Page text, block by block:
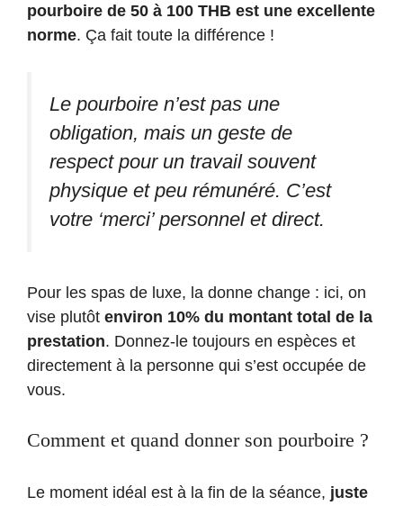
pourboire de 50 à 100 THB est une excellente
norme. Ça fait toute la différence !
Le pourboire n’est pas une
obligation, mais un geste de
respect pour un travail souvent
physique et peu rémunéré. C’est
votre ‘merci’ personnel et direct.
Pour les spas de luxe, la donne change : ici, on
vise plutôt environ 10% du montant total de la
prestation. Donnez-le toujours en espèces et
directement à la personne qui s’est occupée de
vous.
Comment et quand donner son pourboire ?
Le moment idéal est à la fin de la séance, juste